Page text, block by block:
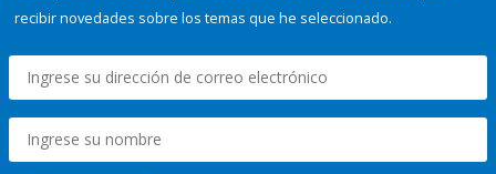
recibir novedades sobre los temas que he seleccionado.